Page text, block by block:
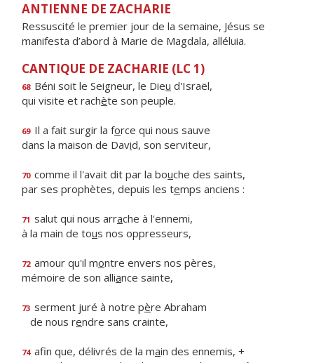
ANTIENNE DE ZACHARIE
Ressuscité le premier jour de la semaine, Jésus se
manifesta d’abord à Marie de Magdala, alléluia.
CANTIQUE DE ZACHARIE (LC 1)
68 Béni soit le Seigneur, le Dieu d'Israël,
qui visite et rachète son peuple.
69 Il a fait surgir la force qui nous sauve
dans la maison de David, son serviteur,
70 comme il l'avait dit par la bouche des saints,
par ses prophètes, depuis les temps anciens :
71 salut qui nous arrache à l'ennemi,
à la main de tous nos oppresseurs,
72 amour qu'il montre envers nos pères,
mémoire de son alliance sainte,
73 serment juré à notre père Abraham
de nous rendre sans crainte,
74 afin que, délivrés de la main des ennemis, +